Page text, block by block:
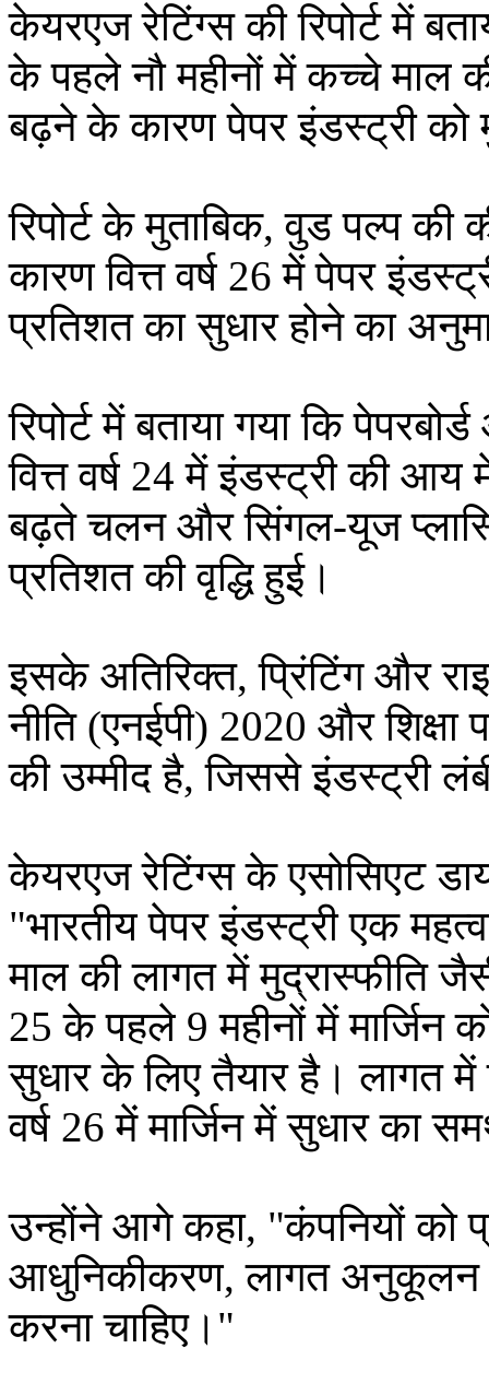
केयरएज रेटिंग्स की रिपोर्ट में
के पहले नौ महीनों में कच्चे माल
बढ़ने के कारण पेपर इंडस्ट्री को
रिपोर्ट के मुताबिक, वुड पल्प
कारण वित्त वर्ष 26 में पेपर
प्रतिशत का सुधार होने का
रिपोर्ट में बताया गया कि
वित्त वर्ष 24 में इंडस्ट्री की
बढ़ते चलन और सिंगल-यूज
प्रतिशत की वृद्धि हुई।
इसके अतिरिक्त, प्रिंटिंग और
नीति (एनईपी) 2020 और
की उम्मीद है, जिससे इंडस्ट्री
केयरएज रेटिंग्स के एसोसिएट
"भारतीय पेपर इंडस्ट्री एक
माल की लागत में मुद्रास्फीति
25 के पहले 9 महीनों में मार्जिन
सुधार के लिए तैयार है। लागत
वर्ष 26 में मार्जिन में सुधार का
उन्होंने आगे कहा, "कंपनियों को
आधुनिकीकरण, लागत अनुकूलन
करना चाहिए।"